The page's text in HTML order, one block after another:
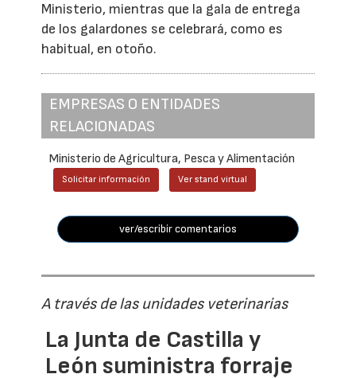
Ministerio, mientras que la gala de entrega
de los galardones se celebrará, como es
habitual, en otoño.
EMPRESAS O ENTIDADES
RELACIONADAS
Ministerio de Agricultura, Pesca y Alimentación
Solicitar información Ver stand virtual
ver/escribir comentarios
A través de las unidades veterinarias
La Junta de Castilla y
León suministra forraje